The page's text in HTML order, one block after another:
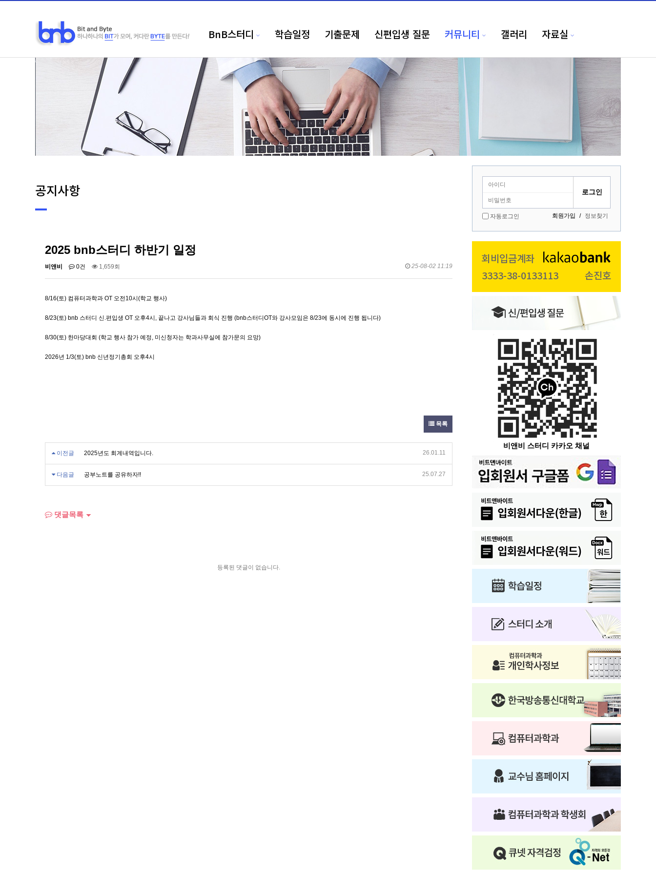
BnB스터디 학습일정 기출문제 신편입생 질문 커뮤니티 갤러리 자료실
공지사항
2025 bnb스터디 하반기 일정
비앤비 0건 1,659회 25-08-02 11:19
8/16(토) 컴퓨터과학과 OT 오전10시(학교 행사)
8/23(토) bnb 스터디 신.편입생 OT 오후4시, 끝나고 강사님들과 회식 진행 (bnb스터디OT와 강사모임은 8/23에 동시에 진행 됩니다)
8/30(토) 한마당대회 (학교 행사 참가 예정, 미신청자는 학과사무실에 참가문의 요망)
2026년 1/3(토) bnb 신년정기총회 오후4시
목록
이전글 2025년도 회계내역입니다. 26.01.11
다음글 공부노트를 공유하자!! 25.07.27
댓글목록
등록된 댓글이 없습니다.
자동로그인 회원가입 / 정보찾기
회비입금계좌
3333-38-0133113
손진호
비앤비 스터디 카카오 채널